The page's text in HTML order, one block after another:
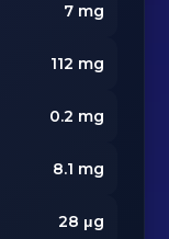
7mg
112 mg
0.2 mg
8.1 mg
28 μg